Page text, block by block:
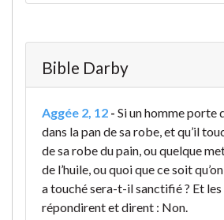
Bible Darby
Aggée 2, 12 - Si un homme porte
dans la pan de sa robe, et qu’il
de sa robe du pain, ou quelque
de l’huile, ou quoi que ce soit
a touché sera-t-il sanctifié ? Et
répondirent et dirent : Non.